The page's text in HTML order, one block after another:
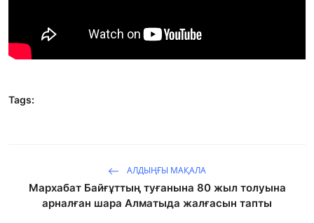
Tags:
АЛДЫҢҒЫ МАҚАЛА
Мархабат Байғұттың туғанына 80 жыл толуына
арналған шара Алматыда жалғасын тапты